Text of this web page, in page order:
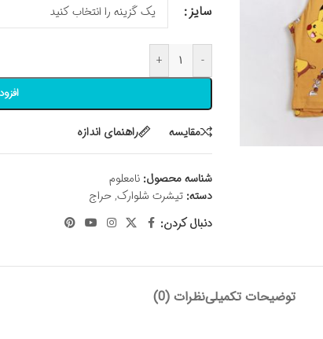
سایز
-
+
مقايسه راهنمای اندازه
شناسه محصول: نامعلوم
دسته: تیشرت شلوارک,حراج
دنبال کردن:
توضیحات تکمیلینظرات (0)